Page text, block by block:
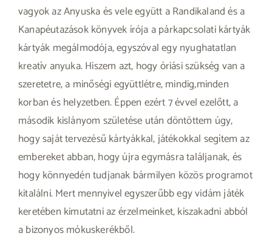
vagyok az Anyuska és vele együtt a Randikaland és a
Kanapéutazások könyvek írója a párkapcsolati kártyák
kártyák megálmodója, egyszóval egy nyughatatlan
kreatív anyuka. Hiszem azt, hogy óriási szükség van a
szeretetre, a minőségi együttlétre, mindig,minden
korban és helyzetben. Éppen ezért 7 évvel ezelőtt, a
második kislányom születése után döntöttem úgy,
hogy saját tervezésű kártyákkal, játékokkal segítem az
embereket abban, hogy újra egymásra találjanak, és
hogy könnyedén tudjanak bármilyen közös programot
kitalálni. Mert mennyivel egyszerűbb egy vidám játék
keretében kimutatni az érzelmeinket, kiszakadni abból
a bizonyos mókuskerékből.